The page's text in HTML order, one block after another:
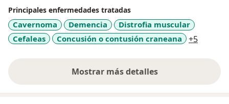
Principales enfermedades tratadas
Cavernoma Demencia
Distrofia muscular
Cefaleas
Concusión o contusión craneana +5
Mostrar más detalles
sobre la experiencia